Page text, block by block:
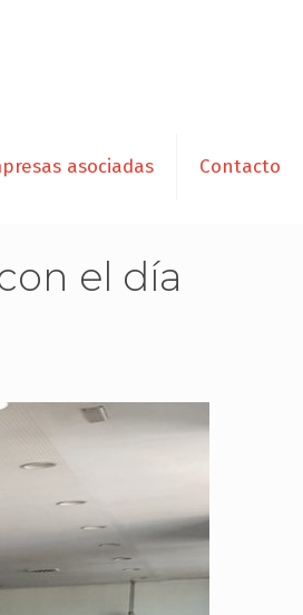
asociadas Contacto
el día